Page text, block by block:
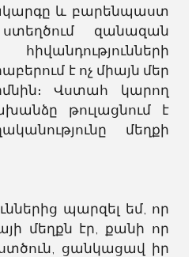
և բարենպաստ
զանազան
է ոչ միայն մեր
Վստահ կարող
թուլացնում է
մեղքի
պարզել եմ, որ
մեղքն էր, քանի որ
ցանկացավ իր